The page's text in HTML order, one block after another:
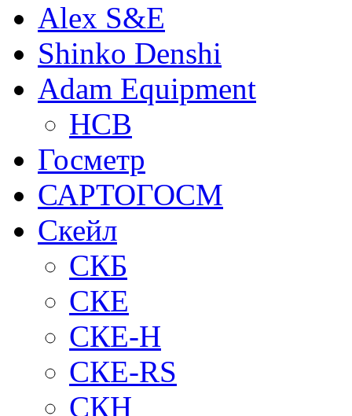
Alex S&E
Shinko Denshi
Adam Equipment
HCB
Госметр
САРТОГОСМ
Скейл
СКБ
СКЕ
СКЕ-H
СКЕ-RS
СКН